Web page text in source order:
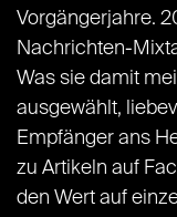
Vorgängerjahre.
Nachrichten-
Was sie damit
ausgewählt,
Empfänger ans
zu Artikeln auf
den Wert auf